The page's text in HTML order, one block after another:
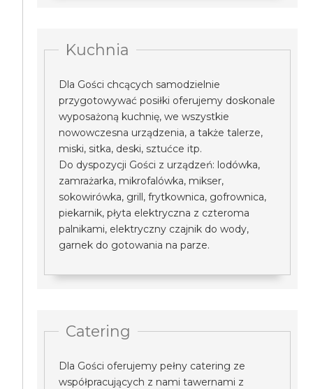
Kuchnia
Dla Gości chcących samodzielnie
przygotowywać posiłki oferujemy doskonale
wyposażoną kuchnię, we wszystkie
nowowczesna urządzenia, a także talerze,
miski, sitka, deski, sztućce itp.
Do dyspozycji Gości z urządzeń: lodówka,
zamrażarka, mikrofalówka, mikser,
sokowirówka, grill, frytkownica, gofrownica,
piekarnik, płyta elektryczna z czteroma
palnikami, elektryczny czajnik do wody,
garnek do gotowania na parze.
Catering
Dla Gości oferujemy pełny catering ze
współpracujących z nami tawernami z